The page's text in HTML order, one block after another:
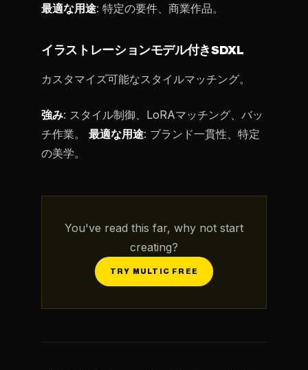
最適な用途: 特定の要件、商業作品。
イラストレーションモデル付きSDXL
カスタマイズ可能なスタイルマッチング。
強み: スタイル制御、LoRAマッチング、バッ
チ作業。 最適な用途: ブランド一貫性、特定
の美学。
You've read this far, why not start
creating?
TRY MULTIC FREE